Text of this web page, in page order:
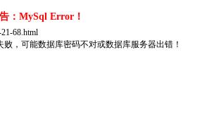
：MySql Error！
68.html
败，可能数据库密码不对或数据库服务器出错！